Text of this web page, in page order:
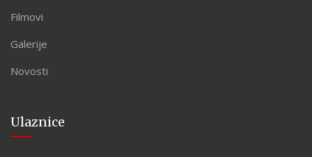
Filmovi
Galerije
Novosti
Ulaznice